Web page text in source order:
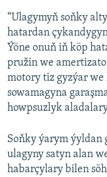
“Ulagymyň soňky
hatardan
Ýöne onuň iň köp
pružin we
motory tiz gyzýar
sowamagyna
howpsuzlyk
Soňky ýarym ýyldan
ulagyny satyn alan
habarçylary bilen